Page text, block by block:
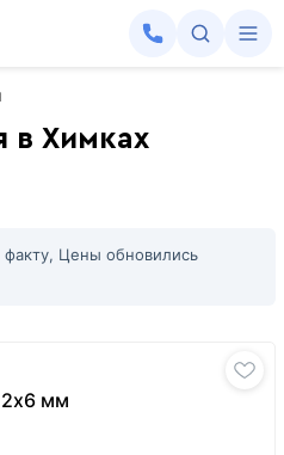
в Химках
факту, Цены обновились
мм